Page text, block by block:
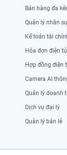
Bán hàng đa
Quản lý nhân sự
Kế toán tài
Hóa đơn điện tử
Hợp đồng điện
Camera AI
Quản lý doanh
Dịch vụ đại lý
Quản lý bán lẻ